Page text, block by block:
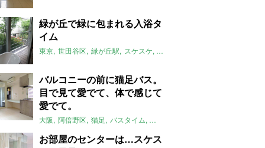
緑が丘で緑に包まれる入浴タ
イム
東京 世田谷区 緑が丘駅 スケスケ 収納
バルコニーの前に猫足バス。
目で見て愛でて、体で感じて
愛でて。
大阪 阿倍野区 猫足 バスタイム スケスケ
お部屋のセンターは…スケス